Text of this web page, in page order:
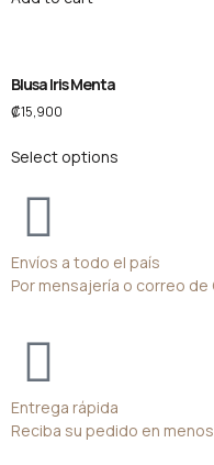
Blusa Iris Menta
₡15,900
Select options
Envíos a todo el país
Por mensajería o correo de
Entrega rápida
Reciba su pedido en